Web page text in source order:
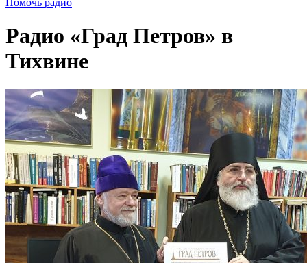
Помочь радио
Радио «Град Петров» в
Тихвине